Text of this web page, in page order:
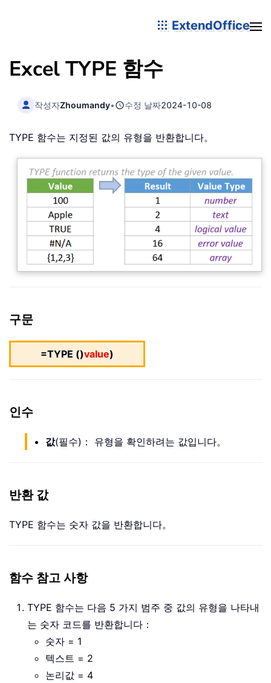
ExtendOffice
Excel TYPE 함수
작성자Zhoumandy• 수정 날짜2024-10-08
TYPE 함수는 지정된 값의 유형을 반환합니다。
구문
=TYPE ()value)
인수
값(필수)： 유형을 확인하려는 값입니다。
반환 값
TYPE 함수는 숫자 값을 반환합니다。
함수 참고 사항
TYPE 함수는 다음 5 가지 범주 중 값의 유형을 나타내
는 숫자 코드를 반환합니다：
숫자 = 1
텍스트 = 2
논리값 = 4